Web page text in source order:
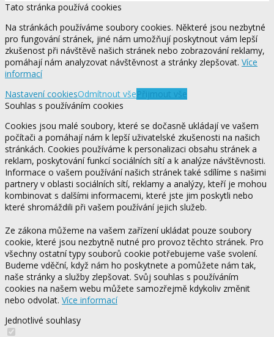
Tato stránka používá cookies
Na stránkách používáme soubory cookies. Některé jsou nezbytné
pro fungování stránek, jiné nám umožňují poskytnout vám lepší
zkušenost při návštěvě našich stránek nebo zobrazování reklamy,
pomáhají nám analyzovat návštěvnost a stránky zlepšovat. Více
informací
Nastavení cookiesOdmítnout všePřijmout vše
Souhlas s používáním cookies
Cookies jsou malé soubory, které se dočasně ukládají ve vašem
počítači a pomáhají nám k lepší uživatelské zkušenosti na našich
stránkách. Cookies používáme k personalizaci obsahu stránek a
reklam, poskytování funkcí sociálních sítí a k analýze návštěvnosti.
Informace o vašem používání našich stránek také sdílíme s našimi
partnery v oblasti sociálních sítí, reklamy a analýzy, kteří je mohou
kombinovat s dalšími informacemi, které jste jim poskytli nebo
které shromáždili při vašem používání jejich služeb.
Ze zákona můžeme na vašem zařízení ukládat pouze soubory
cookie, které jsou nezbytně nutné pro provoz těchto stránek. Pro
všechny ostatní typy souborů cookie potřebujeme vaše svolení.
Budeme vděční, když nám ho poskytnete a pomůžete nám tak,
naše stránky a služby zlepšovat. Svůj souhlas s používáním
cookies na našem webu můžete samozřejmě kdykoliv změnit
nebo odvolat. Více informací
Jednotlivé souhlasy